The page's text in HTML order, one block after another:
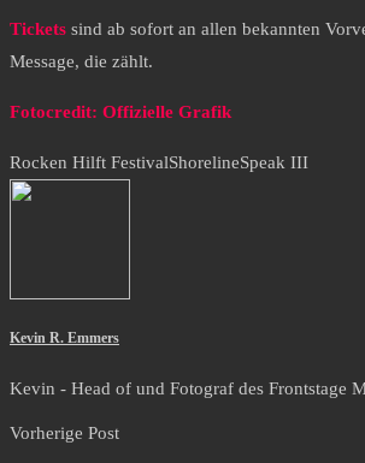
Tickets sind ab sofort an allen bekannten
Message, die zählt.
Fotocredit: Offizielle Grafik
Rocken Hilft FestivalShorelineSpeak III
Kevin R. Emmers
Kevin - Head of und Fotograf des Frontstage
Vorherige Post